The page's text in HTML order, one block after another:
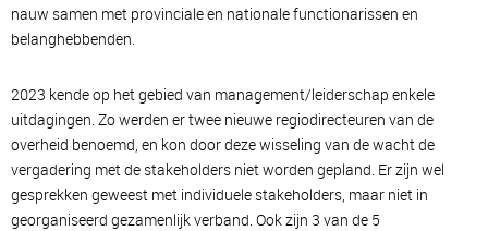
nauw samen met provinciale en nationale functionarissen en
belanghebbenden.
2023 kende op het gebied van management/leiderschap enkele
uitdagingen. Zo werden er twee nieuwe regiodirecteuren van de
overheid benoemd, en kon door deze wisseling van de wacht de
vergadering met de stakeholders niet worden gepland. Er zijn wel
gesprekken geweest met individuele stakeholders, maar niet in
georganiseerd gezamenlijk verband. Ook zijn 3 van de 5